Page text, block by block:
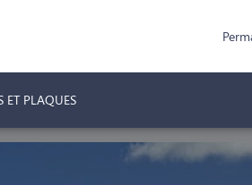
ET PLAQUES